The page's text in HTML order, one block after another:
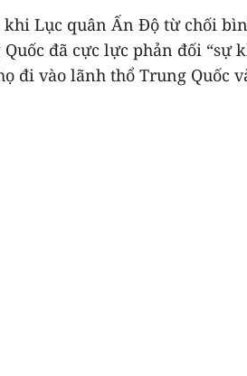
khi Lục quân Ấn Độ từ chối
đã cực lực phản đối “sự
đi vào lãnh thổ Trung Quốc